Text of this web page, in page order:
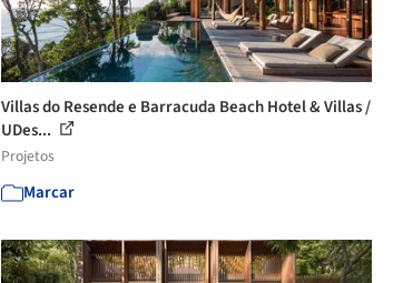
Villas do Resende e Barracuda Beach Hotel & Villas /
UDes...
Projetos
Marcar